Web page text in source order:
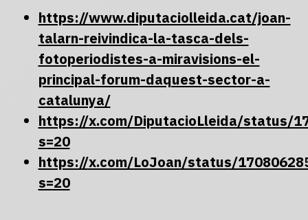
https://www.diputaciolleida.cat/joan-
talarn-reivindica-la-tasca-dels-
fotoperiodistes-a-miravisions-el-
principal-forum-daquest-sector-a-
catalunya/
https://x.com/DiputacioLleida/status/
s=20
https://x.com/LoJoan/status/
s=20